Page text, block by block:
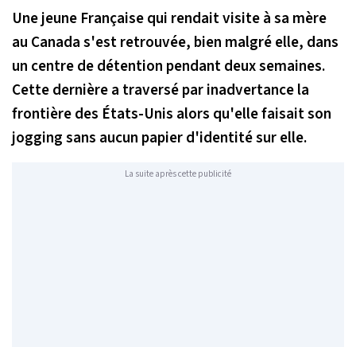
Une jeune Française qui rendait visite à sa mère
au Canada s'est retrouvée, bien malgré elle, dans
un centre de détention pendant deux semaines.
Cette dernière a traversé par inadvertance la
frontière des États-Unis alors qu'elle faisait son
jogging sans aucun papier d'identité sur elle.
La suite après cette publicité